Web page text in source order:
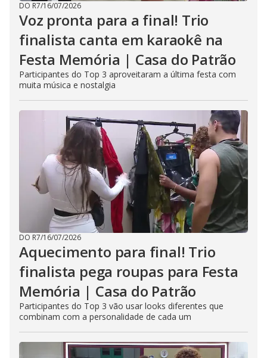
DO R7/16/07/2026
Voz pronta para a final! Trio
finalista canta em karaokê na
Festa Memória | Casa do Patrão
Participantes do Top 3 aproveitaram a última festa com
muita música e nostalgia
DO R7/16/07/2026
Aquecimento para final! Trio
finalista pega roupas para Festa
Memória | Casa do Patrão
Participantes do Top 3 vão usar looks diferentes que
combinam com a personalidade de cada um